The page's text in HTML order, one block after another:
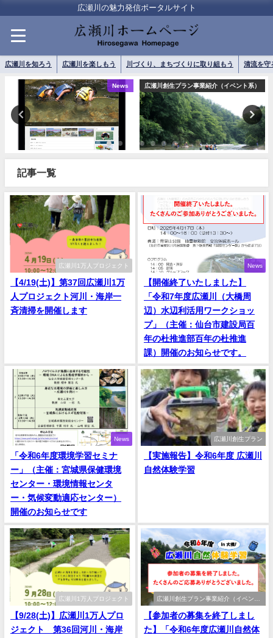
広瀬川の魅力発信ポータルサイト
広瀬川を知ろう 広瀬川を楽しもう 川づくり、まちづくりに取り組もう 清流を守
広瀬川創生プラン事業紹介（イベント系） 広瀬川創生プラン事業紹介（イベント系）
記事一覧
広瀬川1万人プロジェクト
【4/19(土)】第37回広瀬川1万
人プロジェクト河川・海岸一
斉清掃を開催します
News
【開催終了いたしました】
「令和7年度広瀬川（大橋周
辺）水辺利活用ワークショッ
プ」（主催：仙台市建設局百
年の杜推進部百年の杜推進
課）開催のお知らせです。
News
「令和6年度環境学習セミナ
ー」（主催：宮城県保健環境
センター・環境情報センタ
ー・気候変動適応センター）
開催のお知らせです
広瀬川創生プラン
【実施報告】令和6年度 広瀬川
自然体験学習
広瀬川1万人プロジェクト
【9/28(土)】広瀬川1万人プロ
ジェクト 第36回河川・海岸
広瀬川創生プラン事業紹介（イベント
【参加者の募集を終了しまし
た】「令和6年度広瀬川自然体